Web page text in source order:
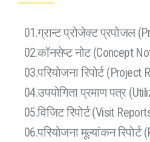
01.ग्रान्ट प्रोजेक्ट प्रपोजल
02.कॉनसेप्ट नोट (Concept
03.परियोजना रिपोर्ट (Project
04.उपयोगिता प्रमाण पत्र
05.विजिट रिपोर्ट (Visit
06.परियोजना मूल्यांकन